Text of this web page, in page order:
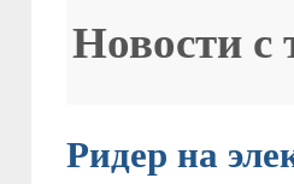
Новости с
Ридер на